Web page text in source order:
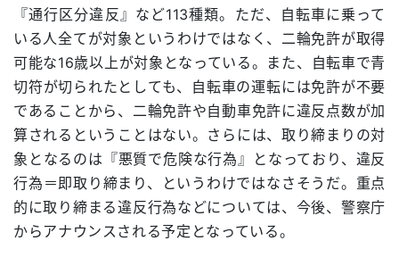
『通行区分違反』など113種類。ただ、自転車に乗って
いる人全てが対象というわけではなく、二輪免許が取得
可能な16歳以上が対象となっている。また、自転車で青
切符が切られたとしても、自転車の運転には免許が不要
であることから、二輪免許や自動車免許に違反点数が加
算されるということはない。さらには、取り締まりの対
象となるのは『悪質で危険な行為』となっており、違反
行為＝即取り締まり、というわけではなさそうだ。重点
的に取り締まる違反行為などについては、今後、警察庁
からアナウンスされる予定となっている。